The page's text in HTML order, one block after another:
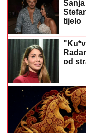
tijelo
od